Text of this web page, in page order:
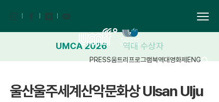
PRESS움트리프로그램북역대영화제ENG
UMCA 2026 역대 수상자
울산울주세계산악문화상 Ulsan Ulju